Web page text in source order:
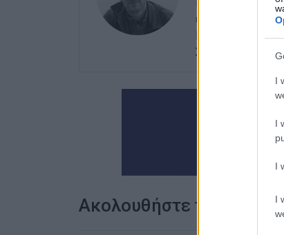
I
I
I
I
ειδίκευση στις
Μεταπτυχιακού
Στρατηγικές
Ακολουθήστε το